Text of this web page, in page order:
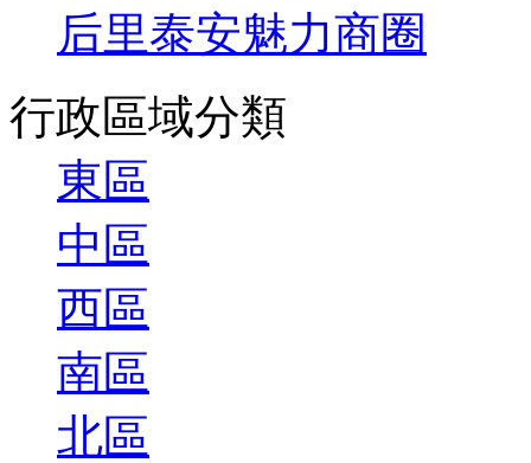
后里泰安魅力商圈
行政區域分類
東區
中區
西區
南區
北區